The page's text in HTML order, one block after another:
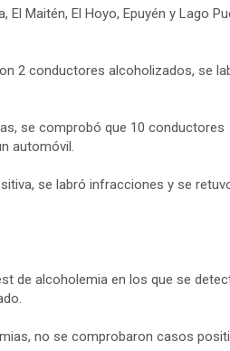
Maitén, El Hoyo, Epuyén y Lago
2 conductores alcoholizados, se
se comprobó que 10 conductores
automóvil.
se labró infracciones y se
de alcoholemia en los que se
no se comprobaron casos